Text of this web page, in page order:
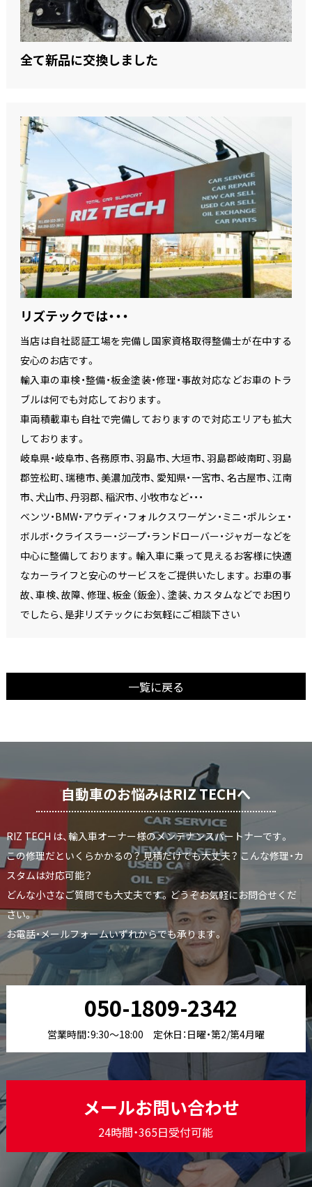
全て新品に交換しました
リズテックでは・・・
当店は自社認証工場を完備し国家資格取得整備士が在中する
安心のお店です。
輸入車の車検・整備・板金塗装・修理・事故対応などお車のトラ
ブルは何でも対応しております。
車両積載車も自社で完備しておりますので対応エリアも拡大
しております。
岐阜県・岐阜市、各務原市、羽島市、大垣市、羽島郡岐南町、羽島
郡笠松町、瑞穂市、美濃加茂市、愛知県・一宮市、名古屋市、江南
市、犬山市、丹羽郡、稲沢市、小牧市など・・・
ベンツ・BMW・アウディ・フォルクスワーゲン・ミニ・ポルシェ・
ボルボ・クライスラー・ジープ・ランドローバー・ジャガーなどを
中心に整備しております。輸入車に乗って見えるお客様に快適
なカーライフと安心のサービスをご提供いたします。お車の事
故、車検、故障、修理、板金（鈑金）、塗装、カスタムなどでお困り
でしたら、是非リズテックにお気軽にご相談下さい
一覧に戻る
自動車のお悩みはRIZ TECHへ
RIZ TECH は、輸入車オーナー様のメンテナンスパートナーです。
この修理だといくらかかるの？ 見積だけでも大丈夫？ こんな修理・カ
スタムは対応可能？
どんな小さなご質問でも大丈夫です。どうぞお気軽にお問合せくだ
さい。
お電話・メールフォームいずれからでも承ります。
050-1809-2342
営業時間：9:30〜18:00 定休日：日曜・第2/第4月曜
メールお問い合わせ
24時間・365日受付可能